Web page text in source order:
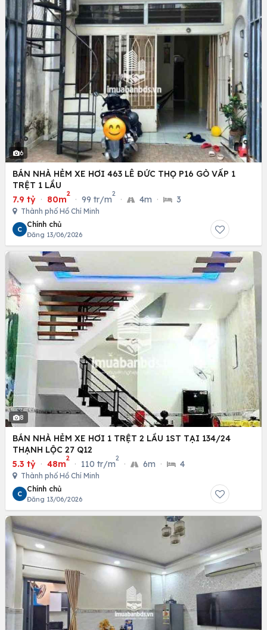
6
BÁN NHÀ HẺM XE HƠI 463 LÊ ĐỨC THỌ P16 GÒ VẤP 1
TRỆT 1 LẦU
7.9 tỷ · 80m
2
· 99 tr/m
2
· 4m · 3
Thành phố Hồ Chí Minh
C
Chính chủ
Đăng 13/06/2026
8
BÁN NHÀ HẺM XE HƠI 1 TRỆT 2 LẦU 1ST TẠI 134/24
THẠNH LỘC 27 Q12
5.3 tỷ · 48m
2
· 110 tr/m
2
· 6m · 4
Thành phố Hồ Chí Minh
C
Chính chủ
Đăng 13/06/2026